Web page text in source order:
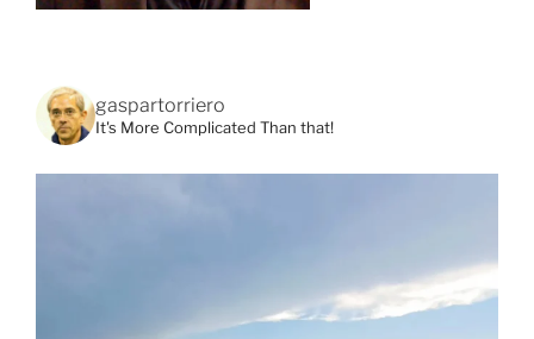
gaspartorriero
It's More Complicated Than that!